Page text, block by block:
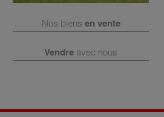
Nos biens en vente
Vendre avec nous